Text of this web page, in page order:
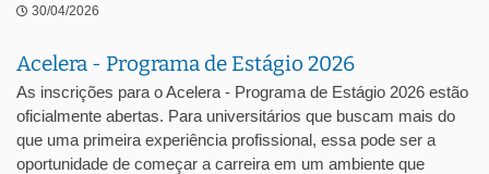
30/04/2026
Acelera - Programa de Estágio 2026
As inscrições para o Acelera - Programa de Estágio 2026 estão
oficialmente abertas. Para universitários que buscam mais do
que uma primeira experiência profissional, essa pode ser a
oportunidade de começar a carreira em um ambiente que